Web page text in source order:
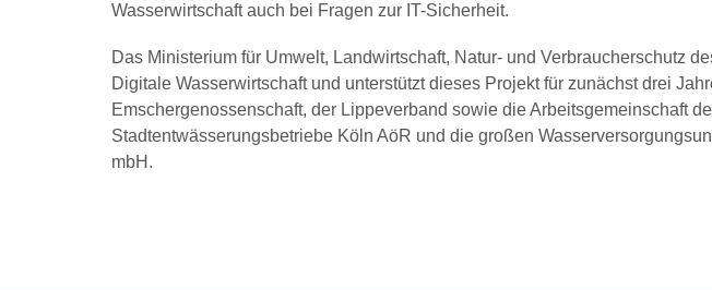
Wasserwirtschaft auch bei Fragen zur IT-Sicherheit.
Das Ministerium für Umwelt, Landwirtschaft, Natur- und Verbraucherschutz
Digitale Wasserwirtschaft und unterstützt dieses Projekt für zunächst drei
Emschergenossenschaft, der Lippeverband sowie die Arbeitsgemeinschaft
Stadtentwässerungsbetriebe Köln AöR und die großen
mbH.